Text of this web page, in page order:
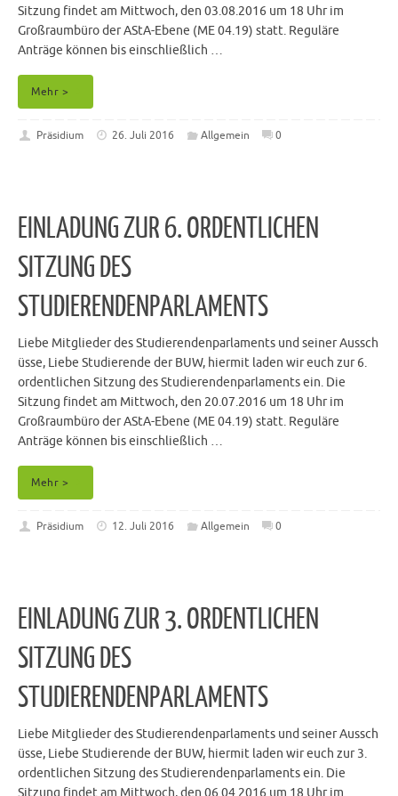
Sitzung findet am Mittwoch, den 03.08.2016 um 18 Uhr im
Großraumbüro der AStA-Ebene (ME 04.19) statt. Reguläre
Anträge können bis einschließlich …
Mehr >
Präsidium 26. Juli 2016 Allgemein 0
EINLADUNG ZUR 6. ORDENTLICHEN
SITZUNG DES
STUDIERENDENPARLAMENTS
Liebe Mitglieder des Studierendenparlaments und seiner Aussch
üsse, Liebe Studierende der BUW, hiermit laden wir euch zur 6.
ordentlichen Sitzung des Studierendenparlaments ein. Die
Sitzung findet am Mittwoch, den 20.07.2016 um 18 Uhr im
Großraumbüro der AStA-Ebene (ME 04.19) statt. Reguläre
Anträge können bis einschließlich …
Mehr >
Präsidium 12. Juli 2016 Allgemein 0
EINLADUNG ZUR 3. ORDENTLICHEN
SITZUNG DES
STUDIERENDENPARLAMENTS
Liebe Mitglieder des Studierendenparlaments und seiner Aussch
üsse, Liebe Studierende der BUW, hiermit laden wir euch zur 3.
ordentlichen Sitzung des Studierendenparlaments ein. Die
Sitzung findet am Mittwoch, den 06.04.2016 um 18 Uhr im